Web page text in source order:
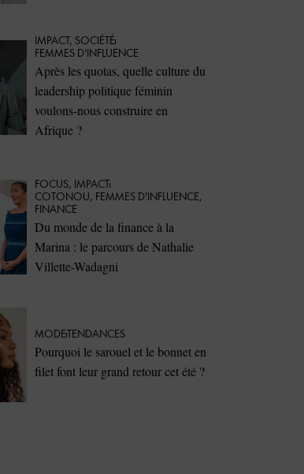
IMPACT , SOCIÉTÉ
FEMMES D'INFLUENCE
Après les quotas, quelle culture du
leadership politique féminin
voulons-nous construire en
Afrique ?
FOCUS, IMPACT
COTONOU, FEMMES D'INFLUENCE,
FINANCE
Du monde de la finance à la
Marina : le parcours de Nathalie
Villette-Wadagni
MODETENDANCES
Pourquoi le sarouel et le bonnet en
filet font leur grand retour cet été ?